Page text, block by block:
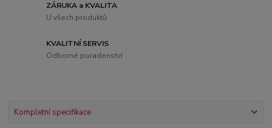
ZÁRUKA a KVALITA
U všech produktů
KVALITNÍ SERVIS
Odborné poradenství
Kompletní specifikace